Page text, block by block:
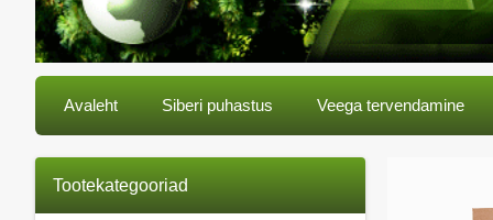
Avaleht Siberi puhastus Veega tervendamine
Tootekategooriad